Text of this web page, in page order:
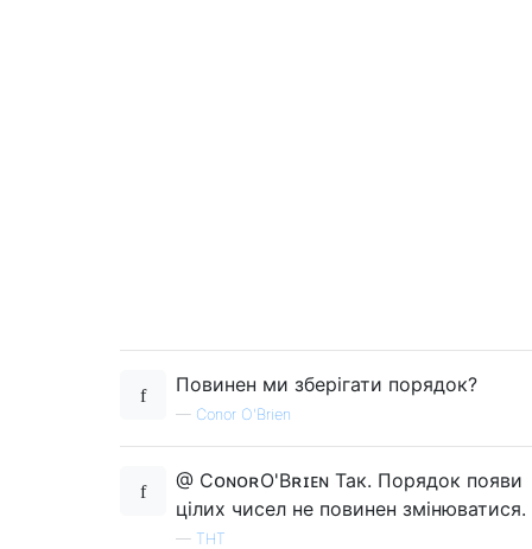
Повинен ми зберігати порядок?
— Conor O'Brien
@ CᴏɴᴏʀO'Bʀɪᴇɴ Так. Порядок появи
цілих чисел не повинен змінюватися.
— ТНТ